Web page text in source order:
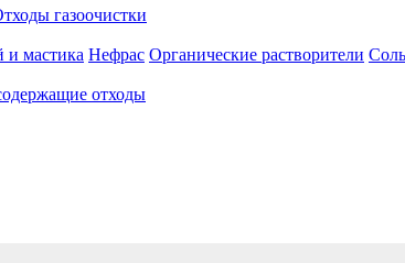
газоочистки
и мастика Нефрас Органические растворители
отходы